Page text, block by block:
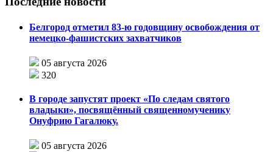
Белгород отметил 83-ю годовщину освобождения от
немецко-фашистских захватчиков
05 августа 2026
320
В городе запустят проект «По следам святого
владыки», посвящённый священномученику
Онуфрию Гагалюку.
05 августа 2026